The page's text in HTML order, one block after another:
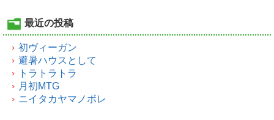
最近の投稿
初ヴィーガン
避暑ハウスとして
トラトラトラ
月初MTG
ニイタカヤマノボレ